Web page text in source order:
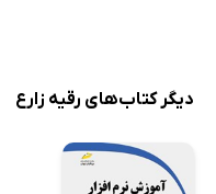
دیگر کتاب‌های رقیه زارع